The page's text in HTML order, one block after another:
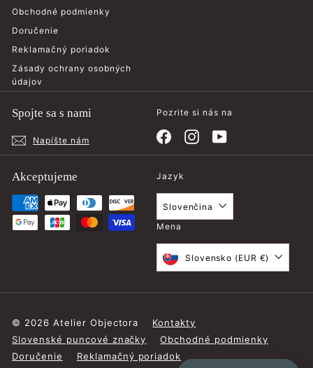
Obchodné podmienky
Doručenie
Reklamačný poriadok
Zásady ochrany osobných
údajov
Spojte sa s nami
Napíšte nám
Pozrite si nás na
FacebookInstagramYouTube
Akceptujeme Jazyk
Slovenčina
Mena
Slovensko (EUR €)
© 2026 Atelier Objectora
Kontakty
Slovenské puncové značky
Obchodné podmienky
Doručenie
Reklamačný poriadok